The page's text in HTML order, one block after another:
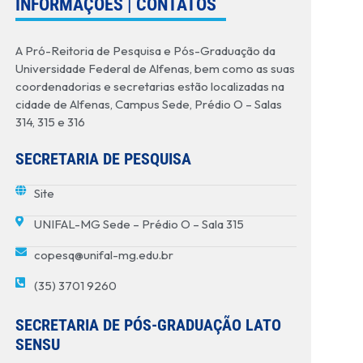
INFORMAÇÕES | CONTATOS
A Pró-Reitoria de Pesquisa e Pós-Graduação da
Universidade Federal de Alfenas, bem como as suas
coordenadorias e secretarias estão localizadas na
cidade de Alfenas, Campus Sede, Prédio O – Salas
314, 315 e 316
SECRETARIA DE PESQUISA
Site
UNIFAL-MG Sede – Prédio O – Sala 315
copesq@unifal-mg.edu.br
(35) 3701 9260
SECRETARIA DE PÓS-GRADUAÇÃO LATO
SENSU